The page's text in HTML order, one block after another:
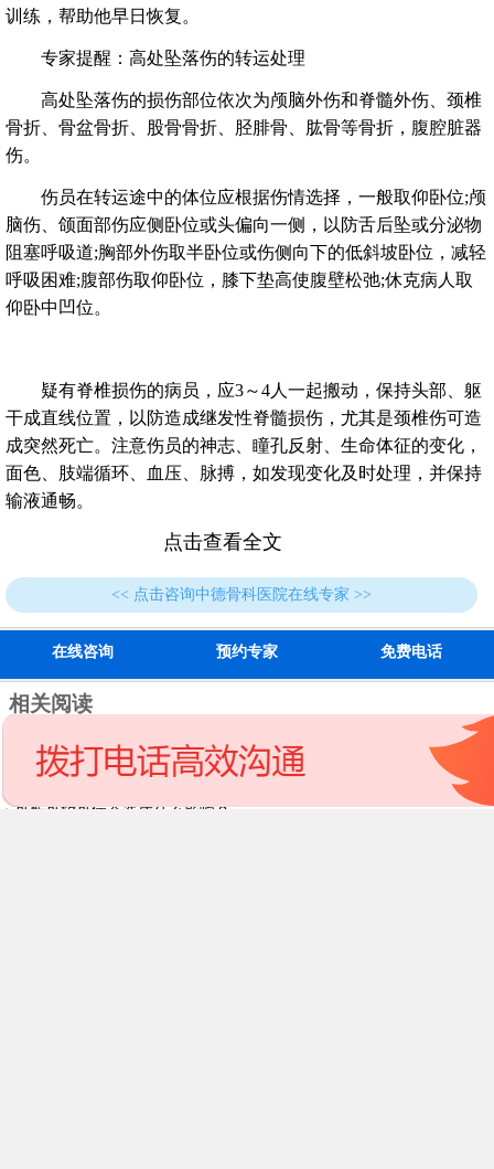
训练，帮助他早日恢复。
专家提醒：高处坠落伤的转运处理
高处坠落伤的损伤部位依次为颅脑外伤和脊髓外伤、颈椎
骨折、骨盆骨折、股骨骨折、胫腓骨、肱骨等骨折，腹腔脏器
伤。
伤员在转运途中的体位应根据伤情选择，一般取仰卧位;颅
脑伤、颌面部伤应侧卧位或头偏向一侧，以防舌后坠或分泌物
阻塞呼吸道;胸部外伤取半卧位或伤侧向下的低斜坡卧位，减轻
呼吸困难;腹部伤取仰卧位，膝下垫高使腹壁松弛;休克病人取
仰卧中凹位。
疑有脊椎损伤的病员，应3～4人一起搬动，保持头部、躯
干成直线位置，以防造成继发性脊髓损伤，尤其是颈椎伤可造
成突然死亡。注意伤员的神志、瞳孔反射、生命体征的变化，
面色、肢端循环、血压、脉搏，如发现变化及时处理，并保持
输液通畅。
点击查看全文
<< 点击咨询中德骨科医院在线专家 >>
在线咨询 预约专家 免费电话
相关阅读
你知道谁是股骨头坏死的罪魁祸首吗?
骨骺骨软骨病会造成什么影响？